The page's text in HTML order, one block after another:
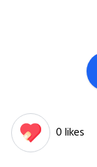
0 likes